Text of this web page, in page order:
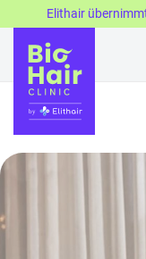
Elithair